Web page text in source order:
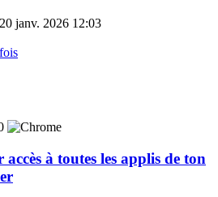
janv. 2026 12:03
à toutes les applis de ton